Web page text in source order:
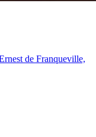
de Franqueville,